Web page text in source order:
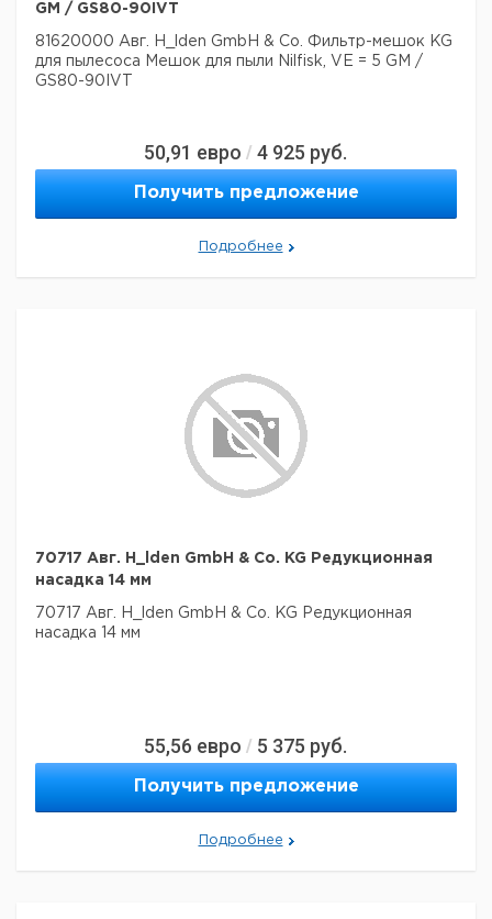
GM / GS80-90IVT
81620000 Авг. H_lden GmbH & Co. Фильтр-мешок KG
для пылесоса Мешок для пыли Nilfisk, VE = 5 GM /
GS80-90IVT
50,91 евро / 4 925 руб.
Получить предложение
Подробнее
70717 Авг. H_lden GmbH & Co. KG Редукционная
насадка 14 мм
70717 Авг. H_lden GmbH & Co. KG Редукционная
насадка 14 мм
55,56 евро / 5 375 руб.
Получить предложение
Подробнее